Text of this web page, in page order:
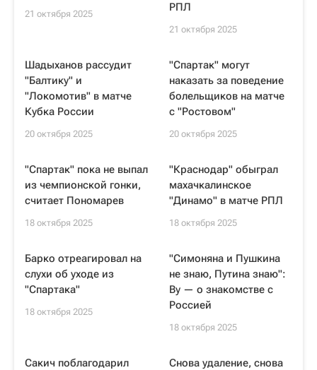
21 октября 2025
РПЛ
21 октября 2025
Шадыханов рассудит
"Балтику" и
"Локомотив" в матче
Кубка России
20 октября 2025
"Спартак" могут
наказать за поведение
болельщиков на матче
с "Ростовом"
20 октября 2025
"Спартак" пока не выпал
из чемпионской гонки,
считает Пономарев
18 октября 2025
"Краснодар" обыграл
махачкалинское
"Динамо" в матче РПЛ
18 октября 2025
Барко отреагировал на
слухи об уходе из
"Спартака"
18 октября 2025
"Симоняна и Пушкина
не знаю, Путина знаю":
Ву — о знакомстве с
Россией
18 октября 2025
Сакич поблагодарил
Снова удаление, снова